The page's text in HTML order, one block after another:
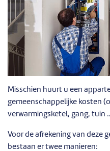
Misschien huurt u een
gemeenschappelijke kosten
verwarmingsketel, gang, tuin
Voor de afrekening van deze
bestaan er twee manieren: